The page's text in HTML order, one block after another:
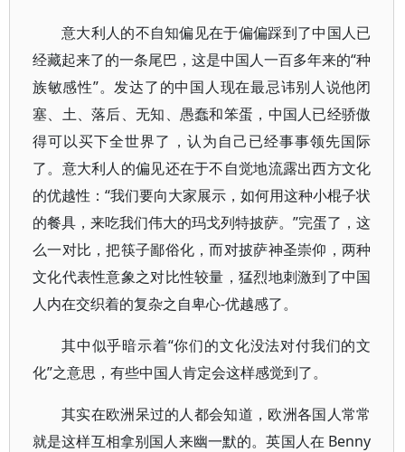
意大利人的不自知偏见在于偏偏踩到了中国人已
经藏起来了的一条尾巴，这是中国人一百多年来的“种
族敏感性”。发达了的中国人现在最忌讳别人说他闭
塞、土、落后、无知、愚蠢和笨蛋，中国人已经骄傲
得可以买下全世界了，认为自己已经事事领先国际
了。意大利人的偏见还在于不自觉地流露出西方文化
的优越性：“我们要向大家展示，如何用这种小棍子状
的餐具，来吃我们伟大的玛戈列特披萨。”完蛋了，这
么一对比，把筷子鄙俗化，而对披萨神圣崇仰，两种
文化代表性意象之对比性较量，猛烈地刺激到了中国
人内在交织着的复杂之自卑心-优越感了。
其中似乎暗示着“你们的文化没法对付我们的文
化”之意思，有些中国人肯定会这样感觉到了。
其实在欧洲呆过的人都会知道，欧洲各国人常常
就是这样互相拿别国人来幽一默的。英国人在 Benny